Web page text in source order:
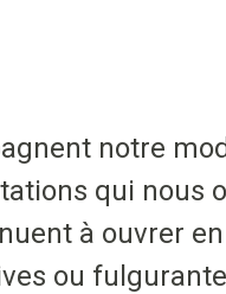
notre
qui nous
à ouvrer
ou